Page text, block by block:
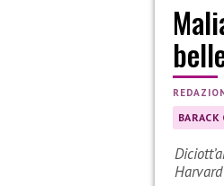
BARACK